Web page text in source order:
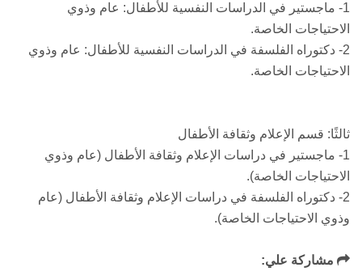
1- ماجستير في الدراسات النفسية للأطفال: عام وذوي
الاحتياجات الخاصة.
2- دكتوراه الفلسفة في الدراسات النفسية للأطفال: عام وذوي
الاحتياجات الخاصة.
ثالثًا: قسم الإعلام وثقافة الأطفال
1- ماجستير في دراسات الإعلام وثقافة الأطفال (عام وذوي
الاحتياجات الخاصة).
2- دكتوراه الفلسفة في دراسات الإعلام وثقافة الأطفال (عام
وذوي الاحتياجات الخاصة).
مشاركة علي: